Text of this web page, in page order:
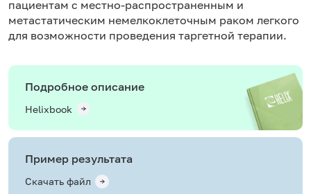
пациентам с местно-распространенным и
метастатическим немелкоклеточным раком легкого
для возможности проведения таргетной терапии.
Подробное описание
Helixbook
Пример результата
Скачать файл